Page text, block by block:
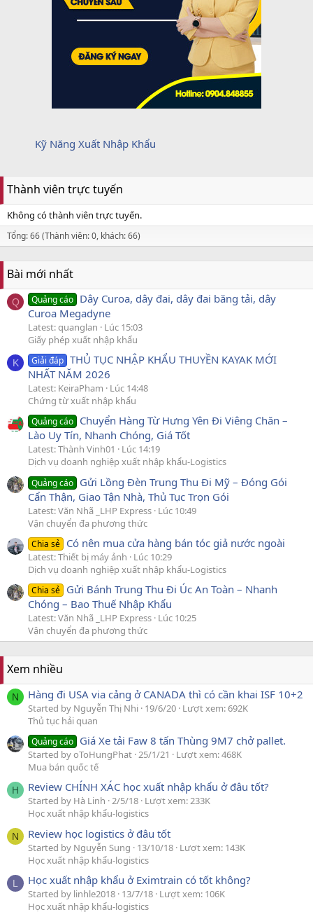
Kỹ Năng Xuất Nhập Khẩu
Thành viên trực tuyến
Không có thành viên trực tuyến.
Tổng: 66 (Thành viên: 0, khách: 66)
Bài mới nhất
Q Quảng cáo Dây Curoa, dây đai, dây đai băng tải, dây
Curoa Megadyne
Latest: quanglan
Lúc 15:03
Giấy phép xuất nhập khẩu
K Giải đáp THỦ TỤC NHẬP KHẨU THUYỀN KAYAK MỚI
NHẤT NĂM 2026
Latest: KeiraPham
Lúc 14:48
Chứng từ xuất nhập khẩu
Quảng cáo Chuyển Hàng Từ Hưng Yên Đi Viêng Chăn –
Lào Uy Tín, Nhanh Chóng, Giá Tốt
Latest: Thành Vinh01
Lúc 14:19
Dịch vụ doanh nghiệp xuất nhập khẩu-Logistics
Quảng cáo Gửi Lồng Đèn Trung Thu Đi Mỹ – Đóng Gói
Cẩn Thận, Giao Tận Nhà, Thủ Tục Trọn Gói
Latest: Văn Nhã _LHP Express Lúc 10:49
Vận chuyển đa phương thức
Chia sẻ Có nên mua cửa hàng bán tóc giả nước ngoài
Latest: Thiết bị máy ảnh
Lúc 10:29
Dịch vụ doanh nghiệp xuất nhập khẩu-Logistics
Chia sẻ Gửi Bánh Trung Thu Đi Úc An Toàn – Nhanh
Chóng – Bao Thuế Nhập Khẩu
Latest: Văn Nhã _LHP Express Lúc 10:25
Vận chuyển đa phương thức
Xem nhiều
N Hàng đi USA via cảng ở CANADA thì có cần khai ISF 10+2
Started by Nguyễn Thị Nhi 19/6/20 Lượt xem: 692K
Thủ tục hải quan
Quảng cáo Giá Xe tải Faw 8 tấn Thùng 9M7 chở pallet.
Started by oToHungPhat 25/1/21
Lượt xem: 468K
Mua bán quốc tế
H Review CHÍNH XÁC học xuất nhập khẩu ở đâu tốt?
Started by Hà Linh 2/5/18 Lượt xem: 233K
Học xuất nhập khẩu-logistics
N Review học logistics ở đâu tốt
Started by Nguyễn Sung 13/10/18 Lượt xem: 143K
Học xuất nhập khẩu-logistics
L Học xuất nhập khẩu ở Eximtrain có tốt không?
Started by linhle2018 13/7/18 Lượt xem: 106K
Học xuất nhập khẩu-logistics